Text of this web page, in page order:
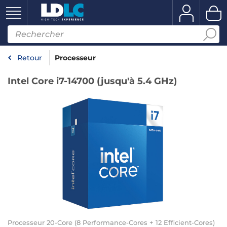
Retour Processeur
Intel Core i7-14700 (jusqu'à 5.4 GHz)
Processeur 20-Core (8 Performance-Cores + 12 Efficient-Cores)